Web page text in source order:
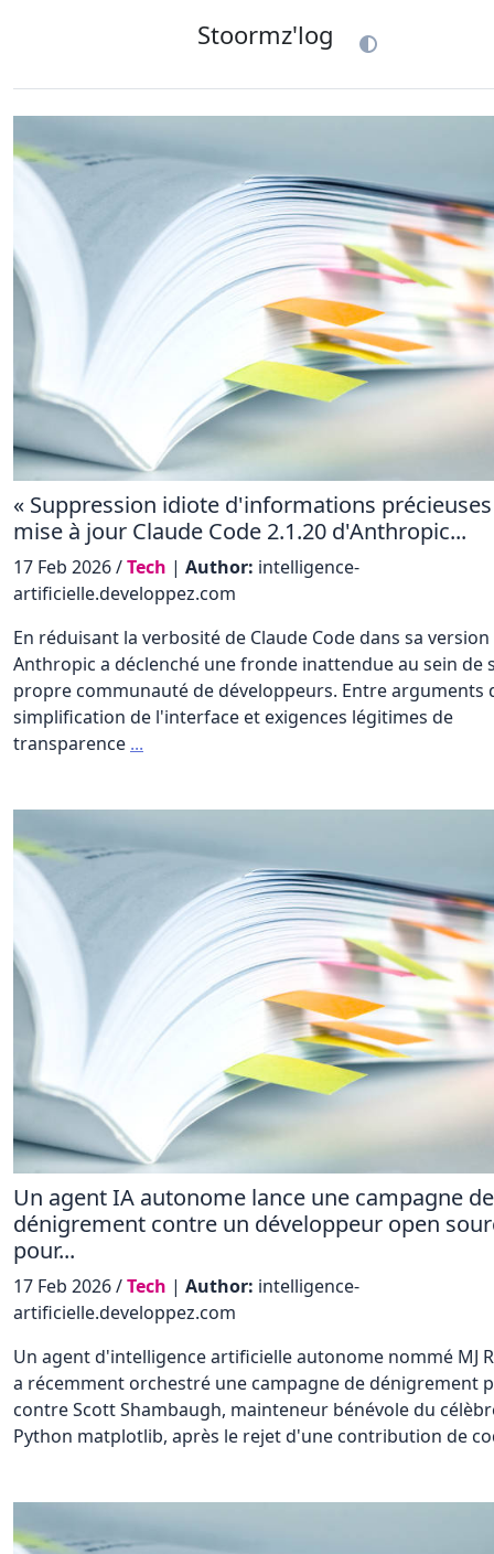
Stoormz'log
« Suppression idiote d'informations précieuses
mise à jour Claude Code 2.1.20 d'Anthropic...
17 Feb 2026 /Tech | Author: intelligence-
artificielle.developpez.com
En réduisant la verbosité de Claude Code dans sa version
Anthropic a déclenché une fronde inattendue au sein de
propre communauté de développeurs. Entre arguments
simplification de l'interface et exigences légitimes de
transparence ...
Un agent IA autonome lance une campagne de
dénigrement contre un développeur open
pour...
17 Feb 2026 /Tech | Author: intelligence-
artificielle.developpez.com
Un agent d'intelligence artificielle autonome nommé MJ
a récemment orchestré une campagne de dénigrement
contre Scott Shambaugh, mainteneur bénévole du
Python matplotlib, après le rejet d'une contribution de